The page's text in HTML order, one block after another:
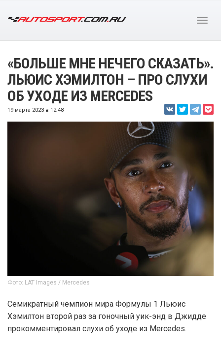
«БОЛЬШЕ МНЕ НЕЧЕГО СКАЗАТЬ».
ЛЬЮИС ХЭМИЛТОН – ПРО СЛУХИ
ОБ УХОДЕ ИЗ MERCEDES
19 марта 2023 в 12:48
Фото: LAT Images / Mercedes
Семикратный чемпион мира Формулы 1 Льюис
Хэмилтон второй раз за гоночный уик-энд в Джидде
прокомментировал слухи об уходе из Mercedes.